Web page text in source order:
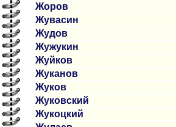
Жоров
Жувасин
Жудов
Жужукин
Жуйков
Жуканов
Жуков
Жуковский
Жукоцкий